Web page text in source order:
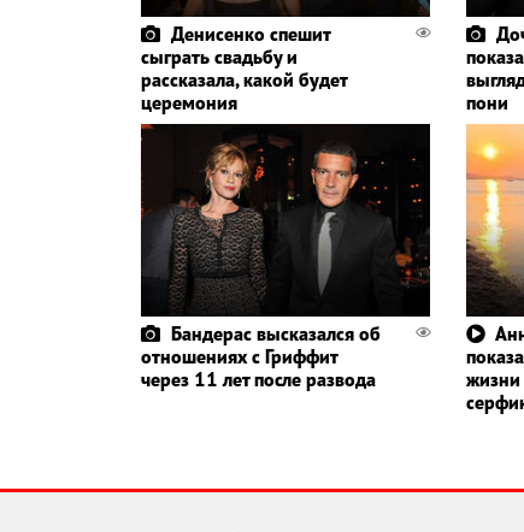
Денисенко спешит
сыграть свадьбу и
рассказала, какой будет
церемония
пони
Бандерас высказался об
отношениях с Гриффит
через 11 лет после развода
жизни